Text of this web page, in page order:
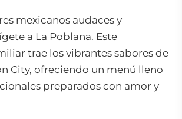
mexicanos audaces y
a La Poblana. Este
trae los vibrantes sabores de
City, ofreciendo un menú lleno
preparados con amor y